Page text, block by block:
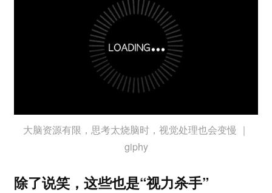
大脑资源有限，思考太烧脑时，视觉处理也会变慢 ｜
giphy
除了说笑，这些也是“视力杀手”